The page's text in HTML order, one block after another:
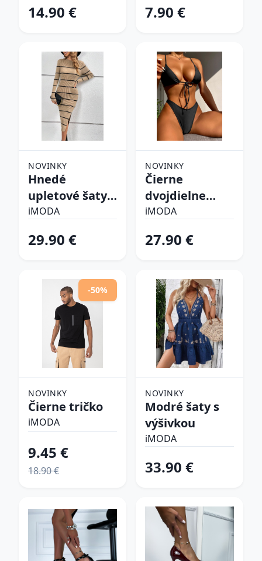
14.90 € 7.90 €
NOVINKY
Hnedé
upletové šaty
prúžkované
iMODA
29.90 €
NOVINKY
Čierne
dvojdielne
plavky
iMODA
27.90 €
-50%
NOVINKY
Čierne tričko
iMODA
9.45 €
18.90 €
NOVINKY
Modré šaty s
výšivkou
iMODA
33.90 €